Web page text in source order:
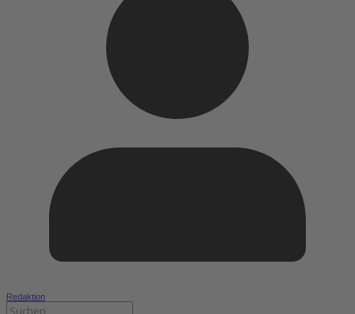
Redaktion